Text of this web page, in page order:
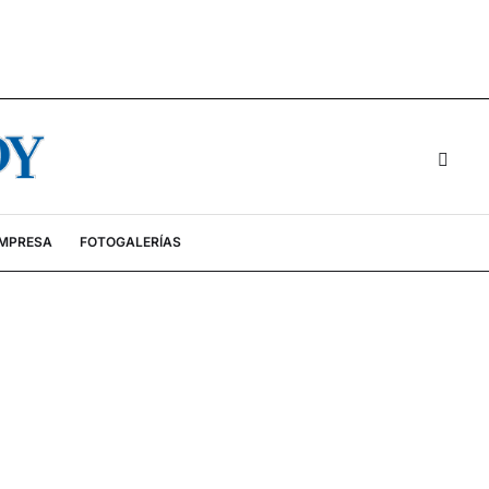
FOTOGALERÍAS